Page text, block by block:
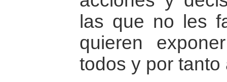
las que no les
quieren
todos y por